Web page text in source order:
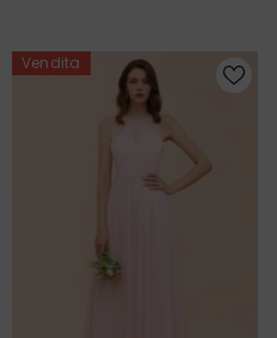
Vendita